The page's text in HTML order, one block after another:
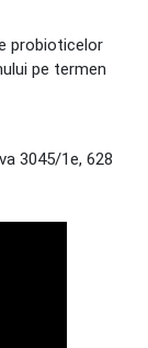
probioticelor
pe termen
3045/1e, 628